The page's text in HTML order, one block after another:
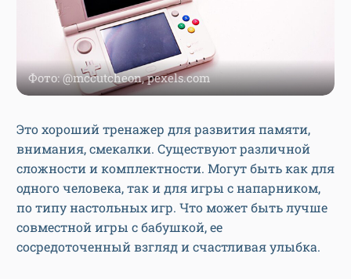
Фото: @mccutcheon, pexels.com
Это хороший тренажер для развития памяти,
внимания, смекалки. Существуют различной
сложности и комплектности. Могут быть как для
одного человека, так и для игры с напарником,
по типу настольных игр. Что может быть лучше
совместной игры с бабушкой, ее
сосредоточенный взгляд и счастливая улыбка.